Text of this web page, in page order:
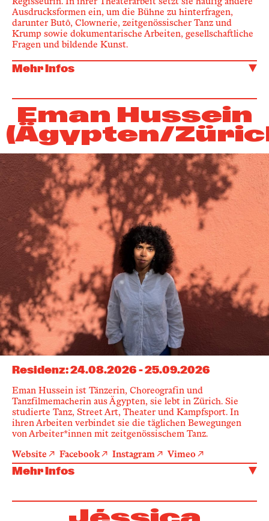
Ausdrucksformen ein, um die Bühne zu hinterfragen,
darunter Butō, Clownerie, zeitgenössischer Tanz und
Krump sowie dokumentarische Arbeiten, gesellschaftliche
Fragen und bildende Kunst.
Mehr Infos
Eman Hussein
(Ägypten/
Residenz:24.08.2026-25.09.2026
Eman Hussein ist Tänzerin, Choreografin und
Tanzfilmemacherin aus Ägypten, sie lebt in Zürich. Sie
studierte Tanz, Street Art, Theater und Kampfsport. In
ihren Arbeiten verbindet sie die täglichen Bewegungen
von Arbeiter*innen mit zeitgenössischem Tanz.
Website Facebook Instagram Vimeo
Mehr Infos